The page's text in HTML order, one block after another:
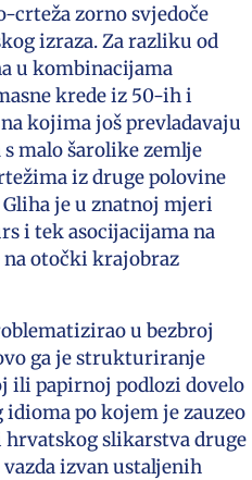
zorno svjedoče
izraza. Za razliku od
u kombinacijama
krede iz 50-ih i
kojima još prevladavaju
malo šarolike zemlje
iz druge polovine
je u znatnoj mjeri
i tek asocijacijama na
otočki krajobraz
u bezbroj
ga je strukturiranje
ili papirnoj podlozi dovelo
po kojem je zauzeo
slikarstva druge
izvan ustaljenih